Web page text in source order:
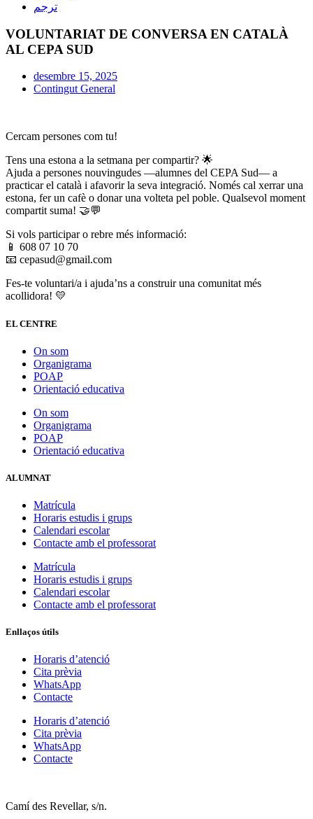
ترجم
VOLUNTARIAT DE CONVERSA EN CATALÀ
AL CEPA SUD
desembre 15, 2025
Contingut General
Cercam persones com tu!
Tens una estona a la setmana per compartir? 🌟
Ajuda a persones nouvingudes —alumnes del CEPA Sud— a
practicar el català i afavorir la seva integració. Només cal xerrar una
estona, fer un cafè o donar una volteta pel poble. Qualsevol moment
compartit suma! 🤝💬
Si vols participar o rebre més informació:
📱 608 07 10 70
📧 cepasud@gmail.com
Fes-te voluntari/a i ajuda’ns a construir una comunitat més
acollidora! 💛
EL CENTRE
On som
Organigrama
POAP
Orientació educativa
On som
Organigrama
POAP
Orientació educativa
ALUMNAT
Matrícula
Horaris estudis i grups
Calendari escolar
Contacte amb el professorat
Matrícula
Horaris estudis i grups
Calendari escolar
Contacte amb el professorat
Enllaços útils
Horaris d’atenció
Cita prèvia
WhatsApp
Contacte
Horaris d’atenció
Cita prèvia
WhatsApp
Contacte
Camí des Revellar, s/n.